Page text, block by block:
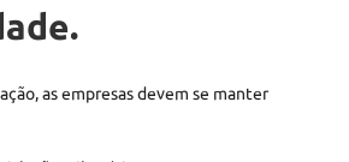
as empresas devem se manter